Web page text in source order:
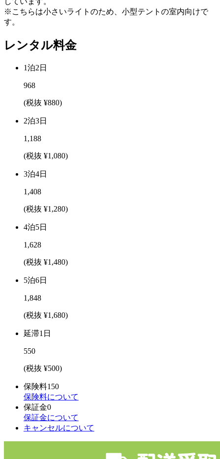
※こちらは小さいライトのため、小型テントの室内向けで
す。
レンタル料金
1泊2日
968
(税抜 ¥880)
2泊3日
1,188
(税抜 ¥1,080)
3泊4日
1,408
(税抜 ¥1,280)
4泊5日
1,628
(税抜 ¥1,480)
5泊6日
1,848
(税抜 ¥1,680)
延滞1日
550
(税抜 ¥500)
保険料150
保険料について
保証金0
保証金について
キャンセルについて